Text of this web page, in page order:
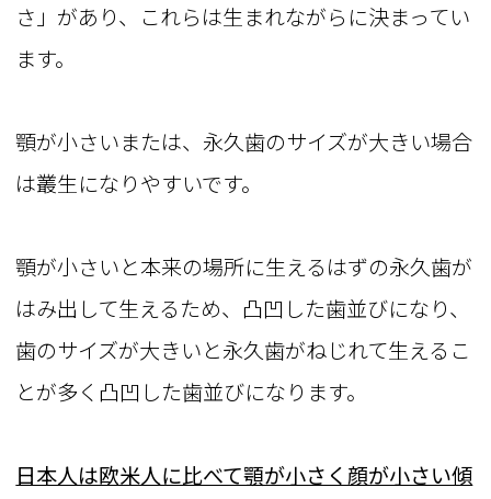
さ」があり、これらは生まれながらに決まってい
ます。
顎が小さいまたは、永久歯のサイズが大きい場合
は叢生になりやすいです。
顎が小さいと本来の場所に生えるはずの永久歯が
はみ出して生えるため、凸凹した歯並びになり、
歯のサイズが大きいと永久歯がねじれて生えるこ
とが多く凸凹した歯並びになります。
日本人は欧米人に比べて顎が小さく顔が小さい傾